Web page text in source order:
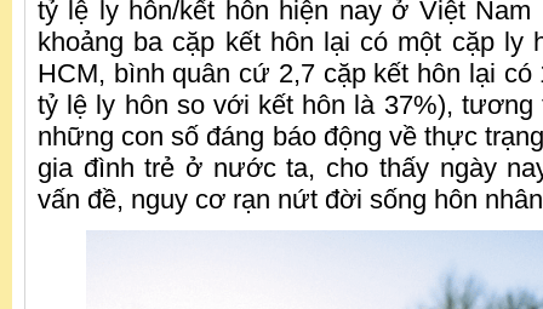
tỷ lệ ly hôn/kết hôn hiện nay ở Việt
khoảng ba cặp kết hôn lại có một cặp ly
HCM, bình quân cứ 2,7 cặp kết hôn lại
tỷ lệ ly hôn so với kết hôn là 37%),
những con số đáng báo động về thực
gia đình trẻ ở nước ta, cho thấy ngày
vấn đề, nguy cơ rạn nứt đời sống hôn